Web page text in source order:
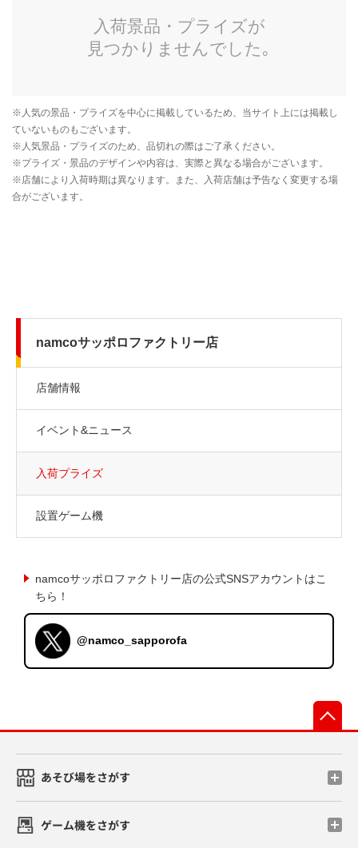
namcoサッポロファクトリー店
店舗情報
イベント&ニュース
入荷プライズ
設置ゲーム機
namcoサッポロファクトリー店の公式SNSアカウントはこ
ちら！
@namco_sapporofa
あそび場をさがす
ゲーム機をさがす